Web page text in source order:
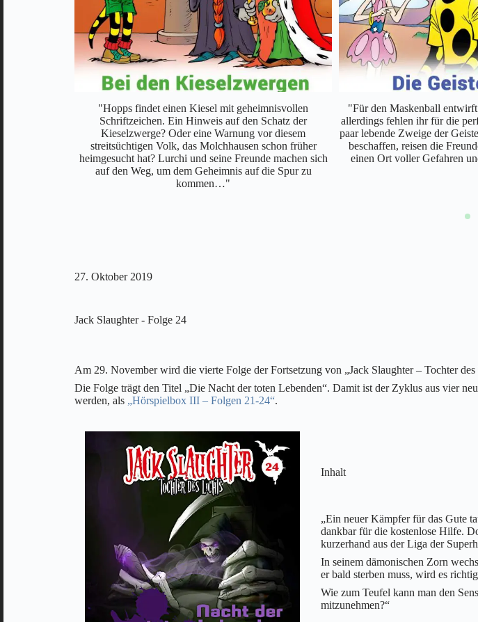
"Hopps findet einen Kiesel mit geheimnisvollen
Schriftzeichen. Ein Hinweis auf den Schatz der
Kieselzwerge? Oder eine Warnung vor diesem
streitsüchtigen Volk, das Molchhausen schon früher
heimgesucht hat? Lurchi und seine Freunde machen sich
auf den Weg, um dem Geheimnis auf die Spur zu
kommen…"
"Für den Maskenball
allerdings fehlen ihr für die
paar lebende Zweige der
beschaffen, reisen die
einen Ort voller Gefahren
27. Oktober 2019
Jack Slaughter - Folge 24
Am 29. November wird die vierte Folge der Fortsetzung von „Jack Slaughter – Tochter des
Die Folge trägt den Titel „Die Nacht der toten Lebenden“. Damit ist der Zyklus aus vier
werden, als „Hörspielbox III – Folgen 21-24“.
Inhalt
„Ein neuer Kämpfer für das Gute
dankbar für die kostenlose Hilfe.
kurzerhand aus der Liga der
In seinem dämonischen Zorn
er bald sterben muss, wird es
Wie zum Teufel kann man den
mitzunehmen?“